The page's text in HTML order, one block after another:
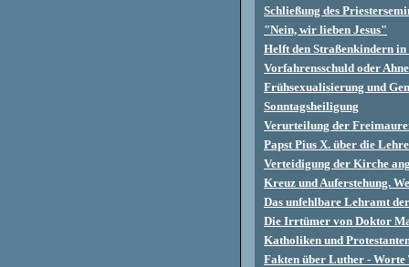
Schließung des
"Nein, wir lieben Jesus"
Helft den Straßenkindern
Vorfahrensschuld oder
Frühsexualisierung und
Sonntagsheiligung
Verurteilung der
Papst Pius X. über die
Verteidigung der Kirche
Kreuz und Auferstehung.
Das unfehlbare Lehramt
Die Irrtümer von Doktor
Katholiken und
Fakten über Luther - Worte